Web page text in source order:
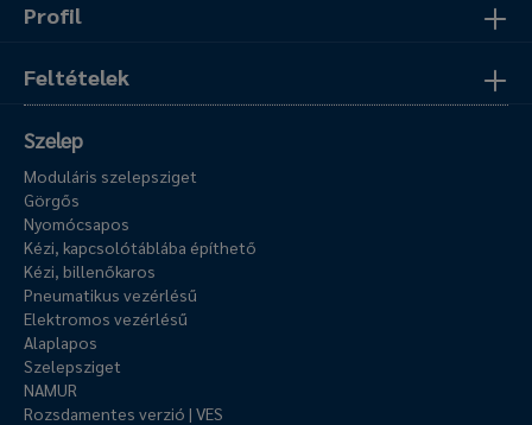
Profil
Feltételek
Szelep
Moduláris szelepsziget
Görgős
Nyomócsapos
Kézi, kapcsolótáblába építhető
Kézi, billenőkaros
Pneumatikus vezérlésű
Elektromos vezérlésű
Alaplapos
Szelepsziget
NAMUR
Rozsdamentes verzió | VES